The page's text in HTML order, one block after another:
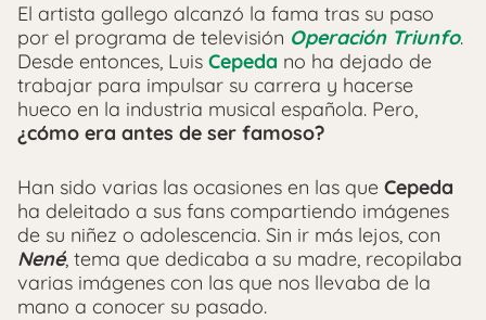
El artista gallego alcanzó la fama tras su paso
por el programa de televisión Operación Triunfo.
Desde entonces, Luis Cepeda no ha dejado de
trabajar para impulsar su carrera y hacerse
hueco en la industria musical española. Pero,
¿cómo era antes de ser famoso?
Han sido varias las ocasiones en las que Cepeda
ha deleitado a sus fans compartiendo imágenes
de su niñez o adolescencia. Sin ir más lejos, con
Nené, tema que dedicaba a su madre, recopilaba
varias imágenes con las que nos llevaba de la
mano a conocer su pasado.